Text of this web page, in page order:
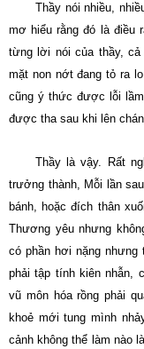
Thầy nói nhiều,
mơ hiểu rằng đó là điều
từng lời nói của thầy,
mặt non nớt đang tỏ ra
cũng ý thức được lỗi
được tha sau khi lên
Thầy là vậy. Rất
trưởng thành, Mỗi lần
bánh, hoặc đích thân
Thương yêu nhưng
có phần hơi nặng
phải tập tính kiên nhẫn,
vũ môn hóa rồng phải
khoẻ mới tung mình
cảnh không thể làm nào